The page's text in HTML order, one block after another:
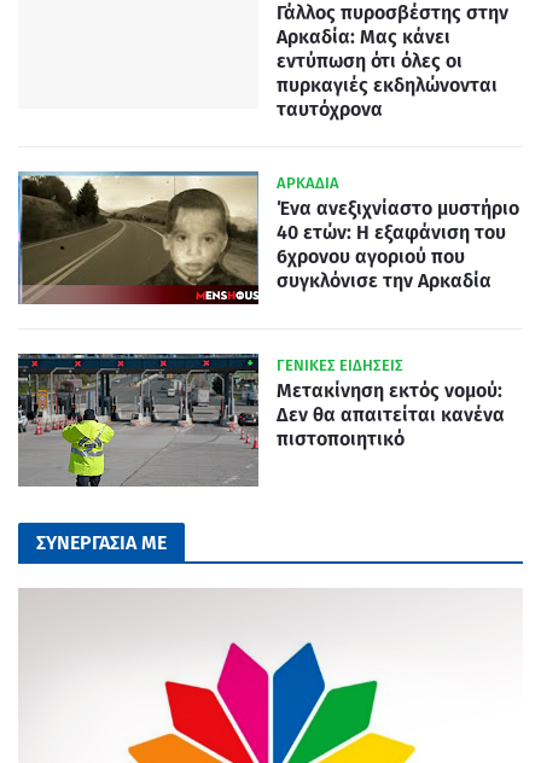
Γάλλος πυροσβέστης στην
Αρκαδία: Μας κάνει
εντύπωση ότι όλες οι
πυρκαγιές εκδηλώνονται
ταυτόχρονα
ΑΡΚΑΔΙΑ
Ένα ανεξιχνίαστο μυστήριο
40 ετών: Η εξαφάνιση του
6χρονου αγοριού που
συγκλόνισε την Αρκαδία
ΓΕΝΙΚΕΣ ΕΙΔΗΣΕΙΣ
Μετακίνηση εκτός νομού:
Δεν θα απαιτείται κανένα
πιστοποιητικό
ΣΥΝΕΡΓΑΣΙΑ ΜΕ